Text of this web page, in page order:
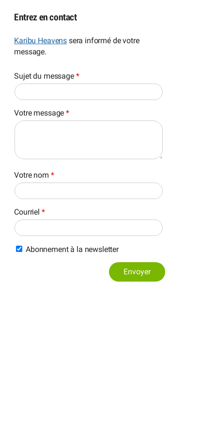
Entrez en contact
Karibu Heavens sera informé de votre
message.
Sujet du message *
Votre message*
Votre nom *
Courriel *
Abonnement à la newsletter
Envoyer